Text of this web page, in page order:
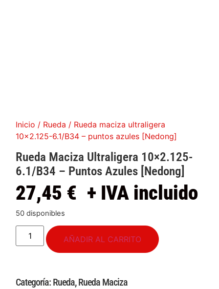
Inicio / Rueda / Rueda maciza ultraligera
10×2.125-6.1/B34 – puntos azules [Nedong]
Rueda Maciza Ultraligera 10×2.125-
6.1/B34 – Puntos Azules [Nedong]
27,45 € + IVA incluido
50 disponibles
AÑADIR AL CARRITO
Categoría: Rueda,Rueda Maciza